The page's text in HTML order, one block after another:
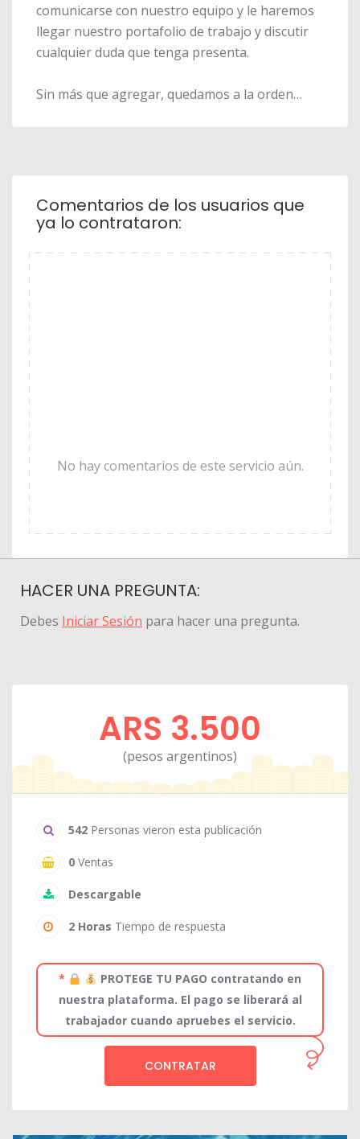
comunicarse con nuestro equipo y le haremos
llegar nuestro portafolio de trabajo y discutir
cualquier duda que tenga presenta.
Sin más que agregar, quedamos a la orden…
Comentarios de los usuarios que
ya lo contrataron:
No hay comentarios de este servicio aún.
HACER UNA PREGUNTA:
Debes Iniciar Sesión para hacer una pregunta.
ARS 3.500
(pesos argentinos)
542 Personas vieron esta publicación
0 Ventas
Descargable
2 Horas Tiempo de respuesta
*
PROTEGE TU PAGO contratando en
nuestra plataforma. El pago se liberará al
trabajador cuando apruebes el servicio.
CONTRATAR